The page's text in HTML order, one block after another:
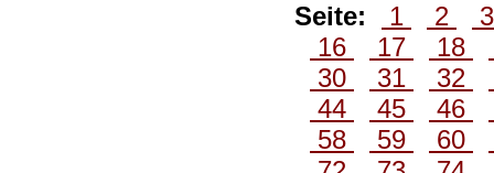
Seite: 1 2
16
17 18
30
31 32
44
45 46
58
59 60